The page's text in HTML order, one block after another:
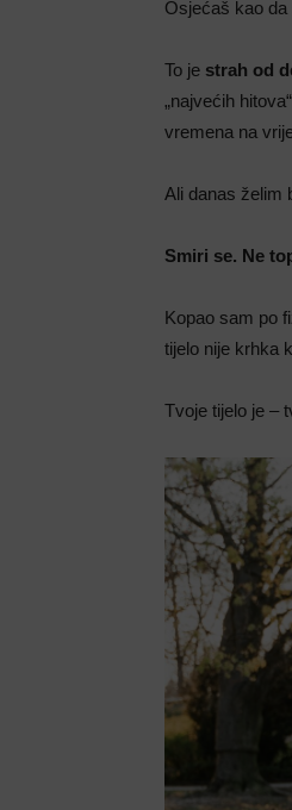
Osjećaš kao da
To je strah od
„najvećih
vremena na
Ali danas želim
Smiri se. Ne
Kopao sam po
tijelo nije krhka
Tvoje tijelo je –